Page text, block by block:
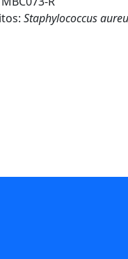
Staphylococcus